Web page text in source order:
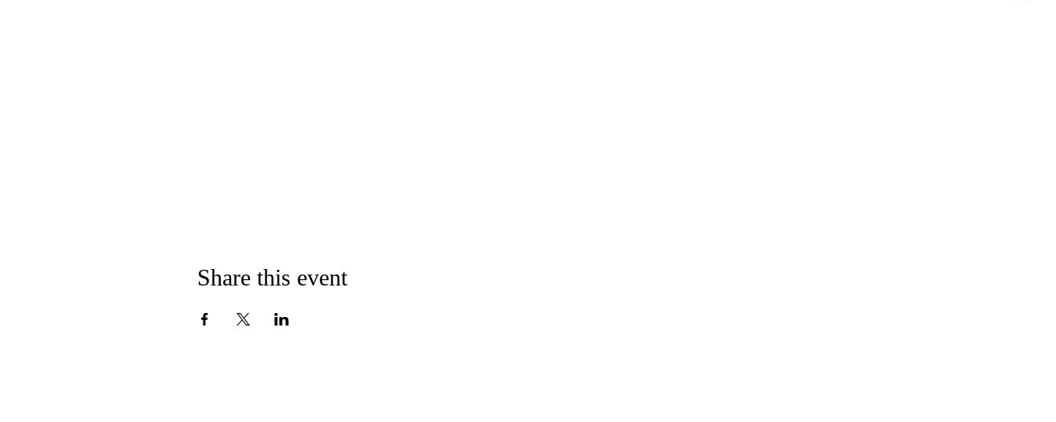
Share this event